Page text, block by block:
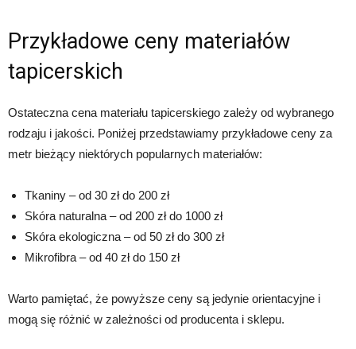
Przykładowe ceny materiałów
tapicerskich
Ostateczna cena materiału tapicerskiego zależy od wybranego
rodzaju i jakości. Poniżej przedstawiamy przykładowe ceny za
metr bieżący niektórych popularnych materiałów:
Tkaniny – od 30 zł do 200 zł
Skóra naturalna – od 200 zł do 1000 zł
Skóra ekologiczna – od 50 zł do 300 zł
Mikrofibra – od 40 zł do 150 zł
Warto pamiętać, że powyższe ceny są jedynie orientacyjne i
mogą się różnić w zależności od producenta i sklepu.